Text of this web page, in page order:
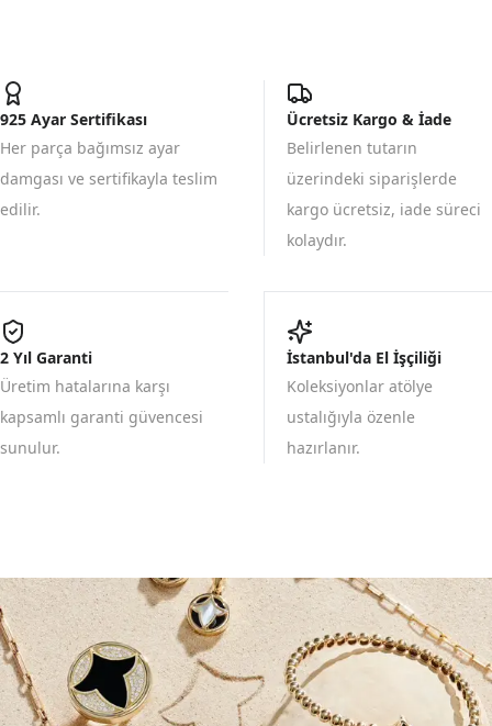
925 Ayar Sertifikası
Her parça bağımsız ayar
damgası ve sertifikayla teslim
edilir.
Ücretsiz Kargo & İade
Belirlenen tutarın
üzerindeki siparişlerde
kargo ücretsiz, iade süreci
kolaydır.
2 Yıl Garanti
Üretim hatalarına karşı
kapsamlı garanti güvencesi
sunulur.
İstanbul'da El İşçiliği
Koleksiyonlar atölye
ustalığıyla özenle
hazırlanır.